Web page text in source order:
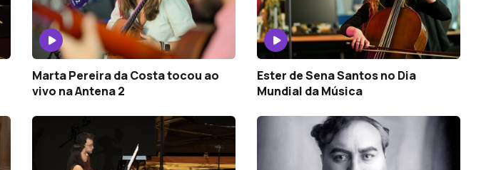
Marta Pereira da Costa tocou ao
vivo na Antena 2
Ester de Sena Santos no Dia
Mundial da Música